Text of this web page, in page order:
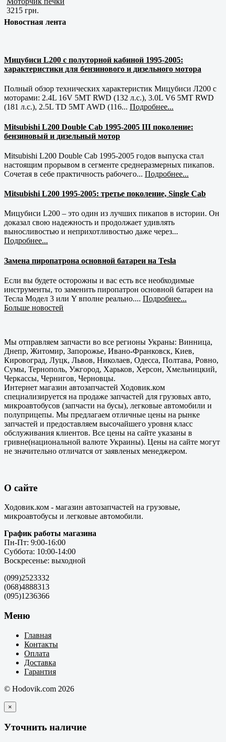
3215 грн.
Новостная лента
Мицубиси L200 с полуторной кабиной 1995-2005:
характеристики для бензинового и дизельного мотора
Полный обзор технических характеристик Мицубиси Л200 с
моторами: 2.4L 16V 5MT RWD (132 л.с.), 3.0L V6 5MT RWD
(181 л.с.), 2.5L TD 5MT AWD (116... Подробнее...
Mitsubishi L200 Double Cab 1995-2005 III поколение:
бензиновый и дизельный мотор
Mitsubishi L200 Double Cab 1995-2005 годов выпуска стал
настоящим прорывом в сегменте среднеразмерных пикапов.
Сочетая в себе практичность рабочего... Подробнее...
Mitsubishi L200 1995-2005: третье поколение, Single Cab
Мицубиси L200 – это один из лучших пикапов в истории. Он
доказал свою надежность и продолжает удивлять
выносливостью и неприхотливостью даже через...
Подробнее...
Замена пиропатрона основной батареи на Tesla
Если вы будете осторожны и вас есть все необходимые
инструменты, то заменить пиропатрон основной батареи на
Тесла Модел 3 или Y вполне реально.... Подробнее...
Больше новостей
Мы отправляем запчасти во все регионы Украны: Винница,
Днепр, Житомир, Запорожье, Ивано-Франковск, Киев,
Кировоград, Луцк, Львов, Николаев, Одесса, Полтава, Ровно,
Сумы, Тернополь, Ужгород, Харьков, Херсон, Хмельницкий,
Черкассы, Чернигов, Черновцы.
Интернет магазин автозапчастей Ходовик.ком
специализируется на продаже запчастей для грузовых авто,
микроавтобусов (запчасти на бусы), легковые автомобили и
полуприцепы. Мы предлагаем отличные цены на рынке
запчастей и предоставляем высочайшего уровня класс
обслуживания клиентов. Все цены на сайте указаны в
гривне(национальной валюте Украины). Цены на сайте могут
не значительно отличатся от заявленых менеджером.
О сайте
Ходовик.ком - магазин автозапчастей на грузовые,
микроавтобусы и легковые автомобили.
График работы магазина
Пн-Пт: 9:00-16:00
Суббота: 10:00-14:00
Воскресенье: выходной
(099)2523332
(068)4888313
(095)1236366
Меню
Главная
Контакты
Оплата
Доставка
Гарантия
© Hodovik.com 2026
×
Уточнить наличие